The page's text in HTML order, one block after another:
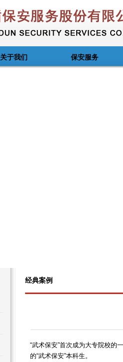
关于我们 保安服务
经典案例
“武术保安”首次成为大专院校的
的“武术保安”本科生。